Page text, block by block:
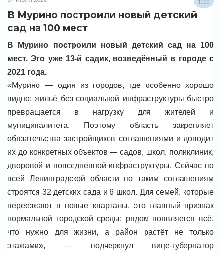
1090
В Мурино построили новый детский
сад на 100 мест
В Мурино построили новый детский сад на 100
мест. Это уже 13-й садик, возведённый в городе с
2021 года.
«Мурино — один из городов, где особенно хорошо
видно: жильё без социальной инфраструктуры быстро
превращается в нагрузку для жителей и
муниципалитета. Поэтому область закрепляет
обязательства застройщиков соглашениями и доводит
их до конкретных объектов — садов, школ, поликлиник,
дворовой и повседневной инфраструктуры. Сейчас по
всей Ленинградской области по таким соглашениям
строятся 32 детских сада и 6 школ. Для семей, которые
переезжают в новые кварталы, это главный признак
нормальной городской среды: рядом появляется всё,
что нужно для жизни, а район растёт не только
этажами», — подчеркнул вице-губернатор